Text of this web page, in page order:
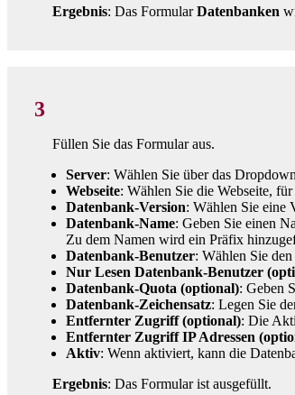
Ergebnis: Das FormularDatenbanken
3
Füllen Sie das Formular aus.
Server: Wählen Sie über das
Webseite: Wählen Sie die Webseite,
Datenbank-Version: Wählen Sie eine
Datenbank-Name: Geben Sie einen
Zu dem Namen wird ein Präfix
Datenbank-Benutzer: Wählen Sie
Nur Lesen Datenbank-Benutzer
Datenbank-Quota (optional): Geben
Datenbank-Zeichensatz: Legen Sie
Entfernter Zugriff (optional): Die
Entfernter Zugriff IP Adressen
Aktiv: Wenn aktiviert, kann die
Ergebnis: Das Formular ist ausgefüllt.